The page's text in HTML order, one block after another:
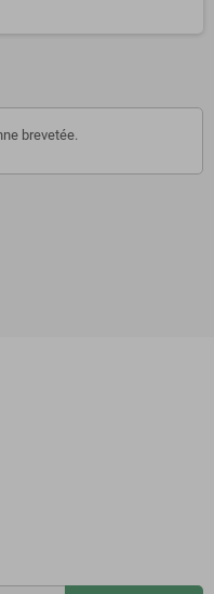
brevetée.